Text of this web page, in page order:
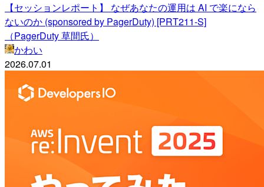
【セッションレポート】 なぜあなたの運用は AI で楽になら
ないのか (sponsored by PagerDuty) [PRT211-S]
（PagerDuty 草間氏）
かわい
2026.07.01